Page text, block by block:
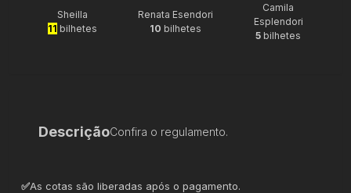
Sheilla
11 bilhetes
Renata Esendori
10 bilhetes
Camila
Esplendori
5 bilhetes
DescriçãoConfira o regulamento.
✅As cotas são liberadas após o pagamento.